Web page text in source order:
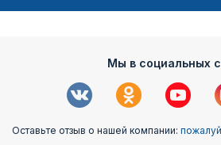
Мы в социальных
Оставьте отзыв о нашей компании: